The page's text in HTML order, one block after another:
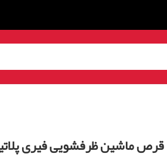
قرص ماشین ظرفشویی فیری پلاتینیوم